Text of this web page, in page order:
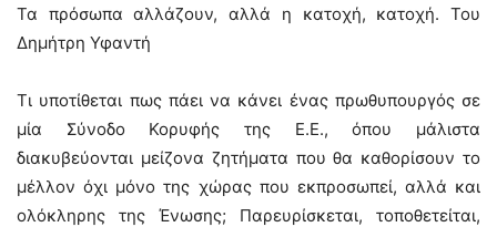
Τα πρόσωπα αλλάζουν, αλλά η κατοχή, κατοχή. Του
Δημήτρη Υφαντή
Τι υποτίθεται πως πάει να κάνει ένας πρωθυπουργός σε
μία Σύνοδο Κορυφής της Ε.Ε., όπου μάλιστα
διακυβεύονται μείζονα ζητήματα που θα καθορίσουν το
μέλλον όχι μόνο της χώρας που εκπροσωπεί, αλλά και
ολόκληρης της Ένωσης; Παρευρίσκεται, τοποθετείται,